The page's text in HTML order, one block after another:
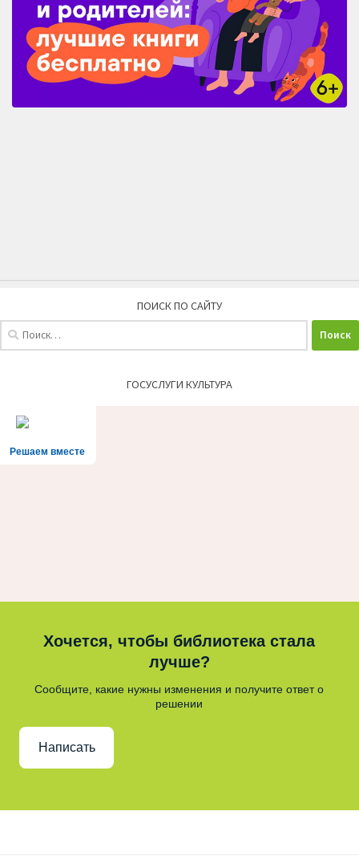
ПОИСК ПО САЙТУ
ГОСУСЛУГИ КУЛЬТУРА
Решаем вместе
Хочется, чтобы библиотека стала
лучше?
Сообщите, какие нужны изменения и получите ответ о
решении
Написать